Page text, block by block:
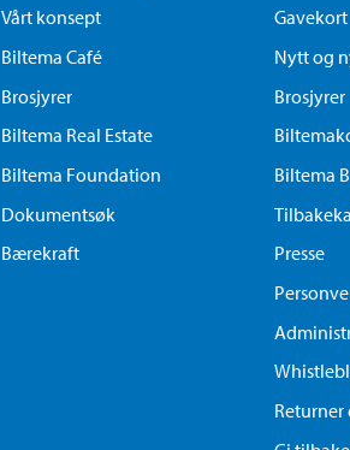
Vårt konsept
Biltema Café
Brosjyrer
Biltema Real Estate
Biltema Foundation
Dokumentsøk
Bærekraft
Gavekort
Nytt og
Brosjyrer
Biltema
Presse